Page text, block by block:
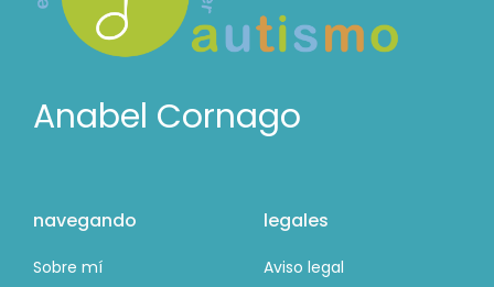
Anabel Cornago
navegando
Sobre mí
legales
Aviso legal